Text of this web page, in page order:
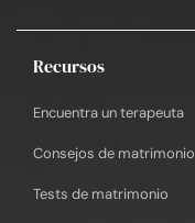
Recursos
Encuentra un terapeuta
Consejos de matrimonio
Tests de matrimonio